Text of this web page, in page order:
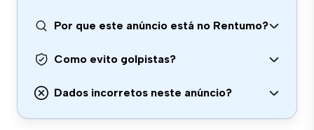
Por que este anúncio está no Rentumo?
Como evito golpistas?
Dados incorretos neste anúncio?